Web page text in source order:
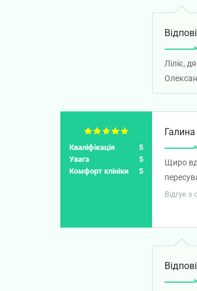
Ліліє,
Кваліфікація
5
Увага
5
Комфорт клініки
5
Галина
Щиро
Дякую!
Відгук